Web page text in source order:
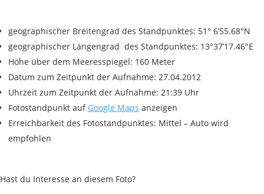
geographischer Breitengrad des Standpunktes: 51° 6’55.68″N
geographischer Längengrad des Standpunktes: 13°37’17.46″E
Höhe über dem Meeresspiegel: 160 Meter
Datum zum Zeitpunkt der Aufnahme: 27.04.2012
Uhrzeit zum Zeitpunkt der Aufnahme: 21:39 Uhr
Fotostandpunkt auf Google Maps anzeigen
Erreichbarkeit des Fotostandpunktes: Mittel – Auto wird
empfohlen
Hast du Interesse an diesem Foto?